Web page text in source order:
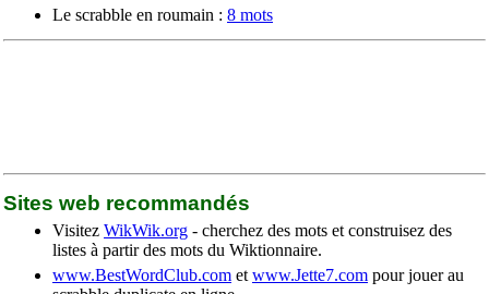
Le scrabble en roumain : 8 mots
Sites web recommandés
Visitez WikWik.org - cherchez des mots et construisez des
listes à partir des mots du Wiktionnaire.
www.BestWordClub.com et www.Jette7.com pour jouer au